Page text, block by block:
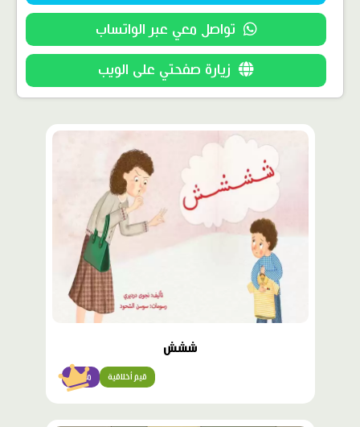
تواصل معي عبر الواتساب
زيارة صفحتي على الويب
محتوى
ششش
مبتدئ قيم أخلاقية